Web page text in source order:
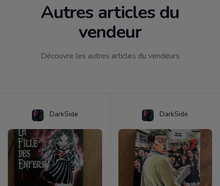
Autres articles du
vendeur
Découvre les autres articles du vendeurs
DarkSide DarkSide